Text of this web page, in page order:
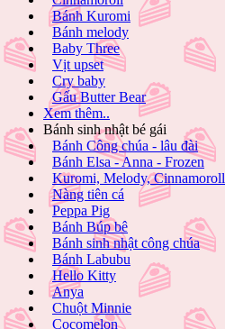
Bánh Kuromi
Bánh melody
Baby Three
Vịt upset
Cry baby
Gấu Butter Bear
Xem thêm..
Bánh sinh nhật bé gái
Bánh Công chúa - lâu đài
Bánh Elsa - Anna - Frozen
Kuromi, Melody, Cinnamoroll
Nàng tiên cá
Peppa Pig
Bánh Búp bê
Bánh sinh nhật công chúa
Bánh Labubu
Hello Kitty
Anya
Chuột Minnie
Cocomelon